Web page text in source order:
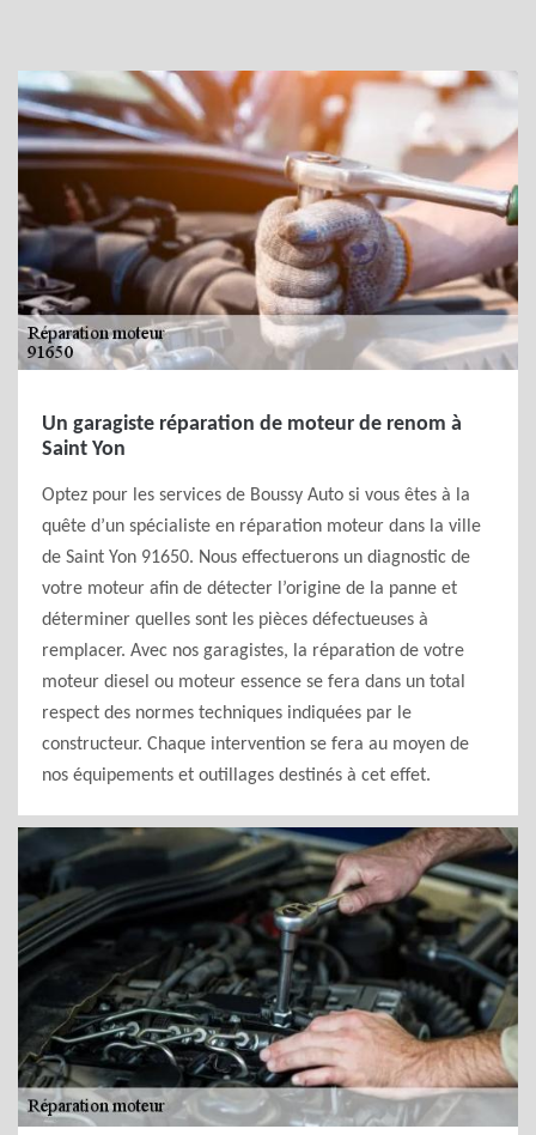
Un garagiste réparation de moteur de renom à
Saint Yon
Optez pour les services de Boussy Auto si vous êtes à la
quête d’un spécialiste en réparation moteur dans la ville
de Saint Yon 91650. Nous effectuerons un diagnostic de
votre moteur afin de détecter l’origine de la panne et
déterminer quelles sont les pièces défectueuses à
remplacer. Avec nos garagistes, la réparation de votre
moteur diesel ou moteur essence se fera dans un total
respect des normes techniques indiquées par le
constructeur. Chaque intervention se fera au moyen de
nos équipements et outillages destinés à cet effet.